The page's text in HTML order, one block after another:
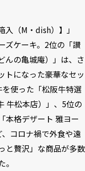
（M・dish）】」
ズケーキ。2位の「讃
んの亀城庵）」は、さ
トになった豪華なセッ
使った「松阪牛特選
牛松本店）」、5位の
本格デザート 雅ヨー
コロナ禍で外食や遠
と贅沢」な商品が多数